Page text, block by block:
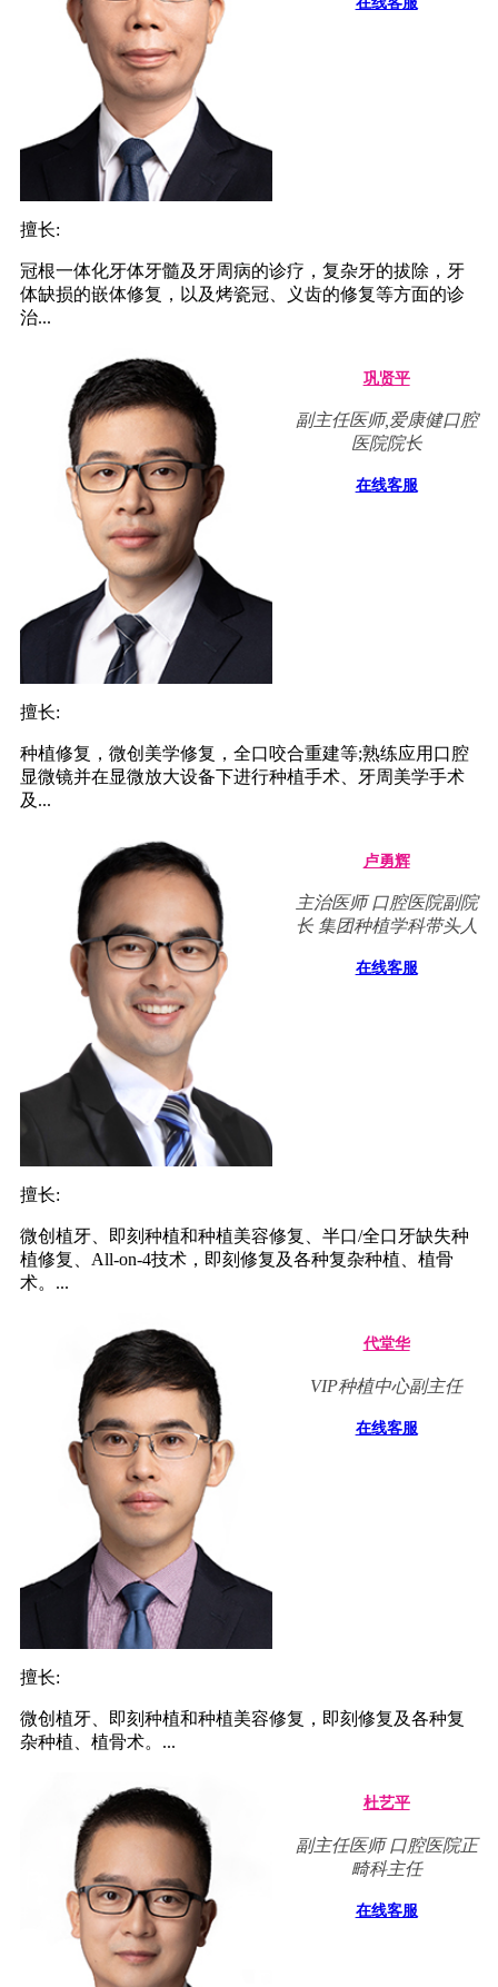
擅长:
冠根一体化牙体牙髓及牙周病的诊疗，复杂牙的拔除，牙
体缺损的嵌体修复，以及烤瓷冠、义齿的修复等方面的诊
治...
巩贤平
副主任医师,爱康健口腔
医院院长
在线客服
擅长:
种植修复，微创美学修复，全口咬合重建等;熟练应用口腔
显微镜并在显微放大设备下进行种植手术、牙周美学手术
及...
卢勇辉
主治医师 口腔医院副院
长 集团种植学科带头人
在线客服
擅长:
微创植牙、即刻种植和种植美容修复、半口/全口牙缺失种
植修复、All-on-4技术，即刻修复及各种复杂种植、植骨
术。...
代堂华
VIP种植中心副主任
在线客服
擅长:
微创植牙、即刻种植和种植美容修复，即刻修复及各种复
杂种植、植骨术。...
杜艺平
副主任医师 口腔医院正
畸科主任
在线客服